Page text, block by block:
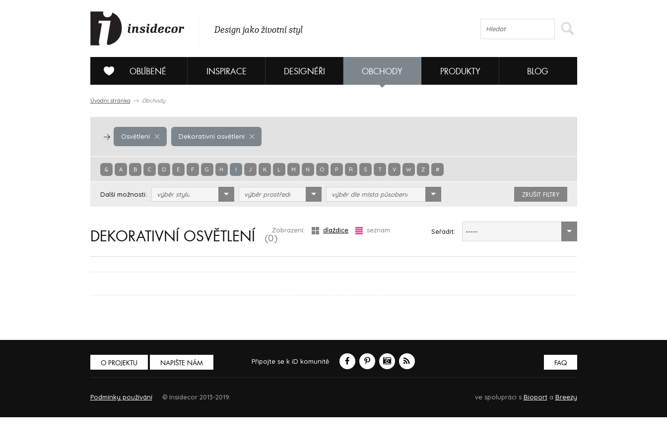
Design jako životní styl
OBLÍBENÉ INSPIRACE DESIGNÉŘI OBCHODY PRODUKTY BLOG
Úvodní stránka Obchody
Osvětlení Dekorativní osvětlení
& A B C D E F G H I J K L M N O P R S T V W Z #
Další možnosti: výběr stylu výběr prostředí výběr dle místa působení ZRUŠIT FILTRY
DEKORATIVNÍ OSVĚTLENÍ (0)
Zobrazení: dlaždice seznam Seřadit: -----
O PROJEKTU NAPIŠTE NÁM Připojte se k iD komunitě FAQ
Podmínky používání © Insidecor 2013-2019. ve spolupráci s Bioporta Breezy